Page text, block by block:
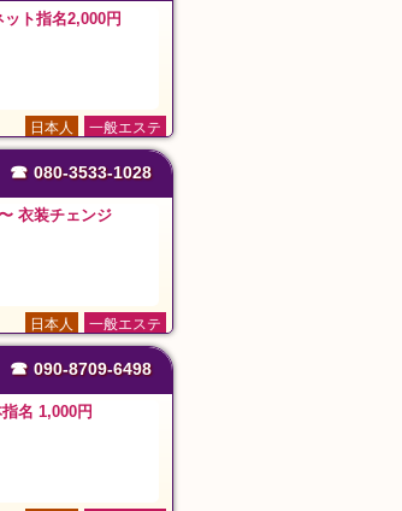
ト指名2,000円
一般エステ
日本人
☎ 080-3533-1028
衣装チェンジ
一般エステ
日本人
☎ 090-8709-6498
名 1,000円